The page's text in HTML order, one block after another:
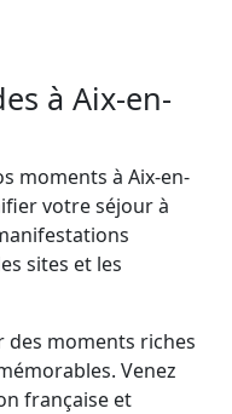
à Aix-en-
moments à Aix-en-
votre séjour à
sites et les
des moments riches
Venez
française et